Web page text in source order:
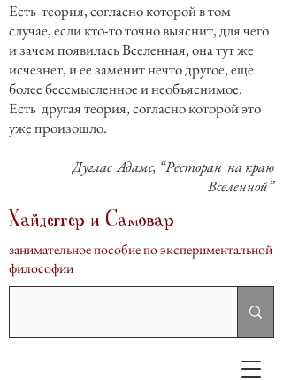
Есть теория, согласно которой в том
случае, если кто-то точно выяснит, для чего
и зачем появилась Вселенная, она тут же
исчезнет, и ее заменит нечто другое, еще
более бессмысленное и необъяснимое.
Есть другая теория, согласно которой это
уже произошло.
Дуглас Адамс, “Ресторан на краю
Вселенной”
Хайдеггер и Самовар
занимательное пособие по экспериментальной
философии